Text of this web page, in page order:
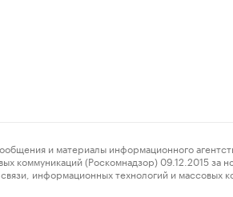
и материалы информационного
коммуникаций (Роскомнадзор) 09.12.2015
информационных технологий и